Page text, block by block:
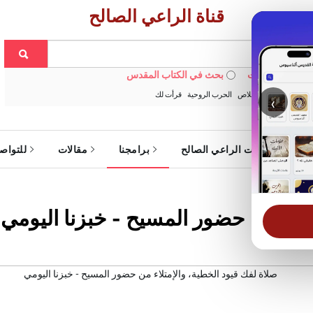
‹
قناة الراعي الصالح
في الويبسايت بحث في الكتاب المقدس
خبزنا اليومي الخلاص الحرب الروحية قرأت لك
خدمات الراعي الصالح برامجنا مقالات
من حضور المسيح - خبزنا اليومي